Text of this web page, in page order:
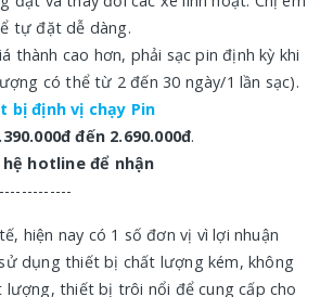
tự đặt dễ dàng.
thành cao hơn, phải sạc pin định kỳ khi
có thể từ 2 đến 30 ngày/1 lần sạc).
bị định vị chạy Pin
đến 2.690.000đ.
hotline để nhận
hiện nay có 1 số đơn vị vì lợi nhuận
dụng thiết bị chất lượng kém, không
lượng, thiết bị trôi nổi để cung cấp cho